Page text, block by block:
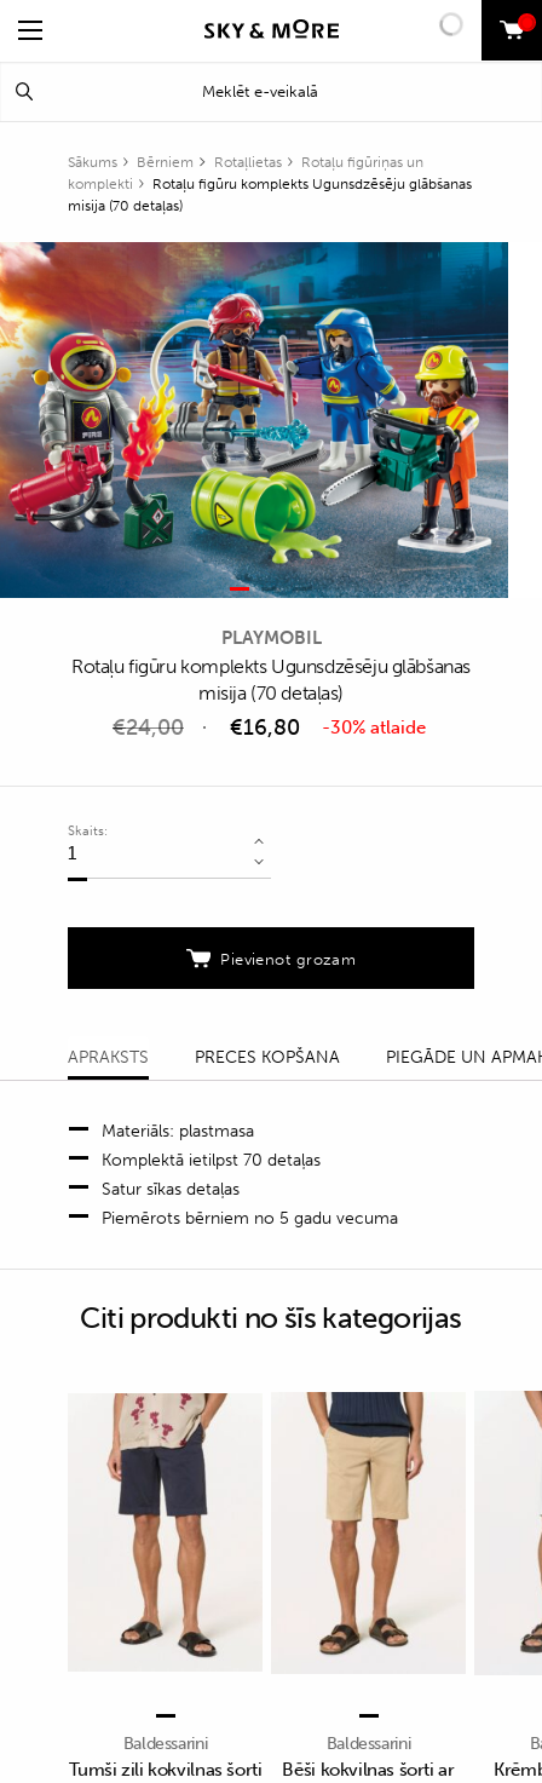
0
Sākums Bērniem Rotaļlietas
Rotaļu figūriņas un
komplekti
Rotaļu figūru komplekts Ugunsdzēsēju glābšanas
misija (70 detaļas)
PLAYMOBIL
Rotaļu figūru komplekts Ugunsdzēsēju glābšanas
misija (70 detaļas)
€24,00 €16,80 -30% atlaide
Skaits:
Rotaļu
figūru
detaļas)
Pievienot grozam
APRAKSTS PRECES KOPŠANA PIEGĀDE UN
Materiāls: plastmasa
Komplektā ietilpst 70 detaļas
Satur sīkas detaļas
Piemērots bērniem no 5 gadu vecuma
Citi produkti no šīs kategorijas
Baldessarini
Tumši zili kokvilnas šorti
Baldessarini
Bēši kokvilnas šorti ar